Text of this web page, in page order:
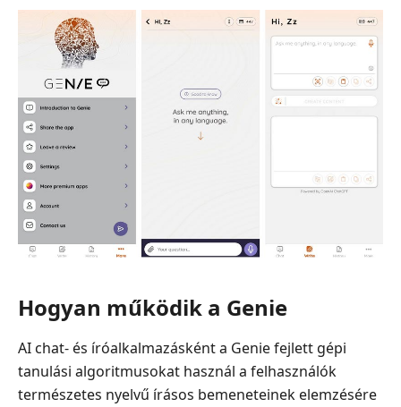
Hogyan működik a Genie
AI chat- és íróalkalmazásként a Genie fejlett gépi
tanulási algoritmusokat használ a felhasználók
természetes nyelvű írásos bemeneteinek elemzésére